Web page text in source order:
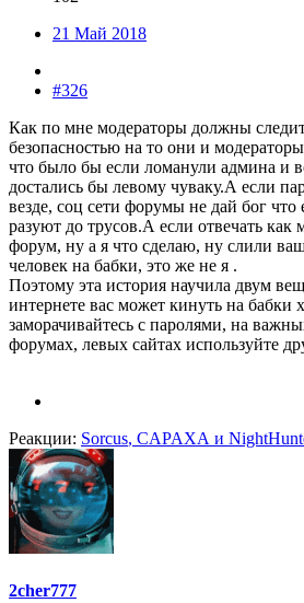
21 Май 2018
#326
Как по мне модераторы должны
безопасностью на то они и
что было бы если ломанули админа и
достались бы левому чуваку.А если
везде, соц сети форумы не дай бог что
разуют до трусов.А если отвечать как
форум, ну а я что сделаю, ну слили
человек на бабки, это же не я .
Поэтому эта история научила двум
интернете вас может кинуть на бабки
заморачивайтесь с паролями, на
форумах, левых сайтах используйте
Реакции: Sorcus, CAPAXA и
2cher777